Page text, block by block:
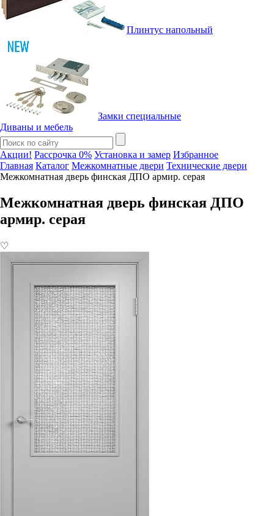
Плинтус напольный
Замки специальные
Диваны и мебель
Акции! Рассрочка 0% Установка и замер Избранное
Главная Каталог Межкомнатные двери Технические двери
Межкомнатная дверь финская ДПО армир. серая
Межкомнатная дверь финская ДПО
армир. серая
♡